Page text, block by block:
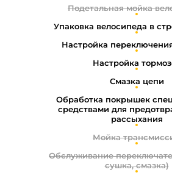
Подетальная мойка
Упаковка велосипеда в
Настройка
Настройка
Смазка цепи
Обработка покрышек
средствами для
рассыхания
Мойка
Обслуживание
сушка, смазка)